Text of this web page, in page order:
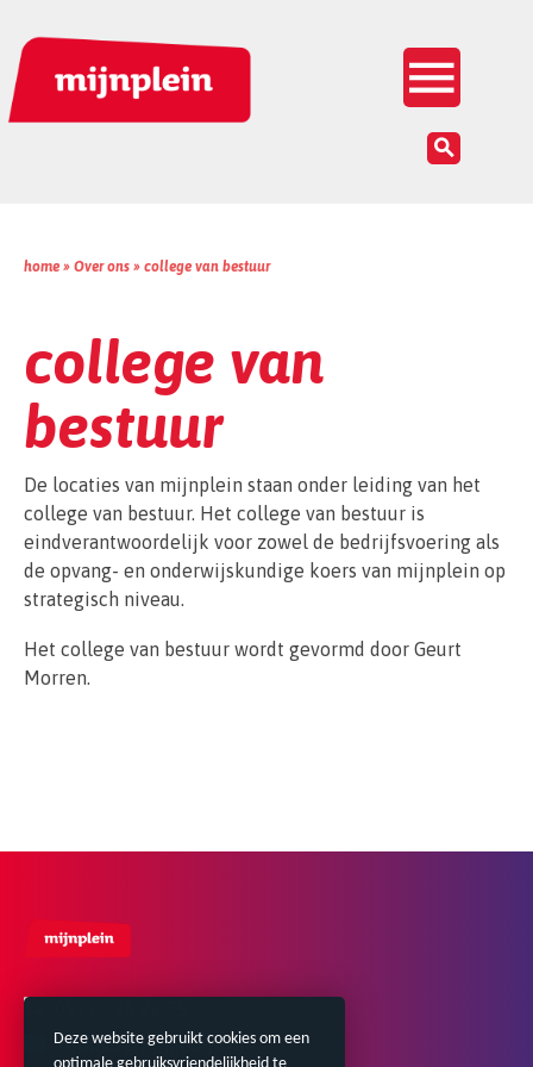
Deze website gebruikt cookies om een


home » Over ons » college van bestuur
college van
bestuur
De locaties van mijnplein staan onder leiding van het
college van bestuur. Het college van bestuur is
eindverantwoordelijk voor zowel de bedrijfsvoering als
de opvang- en onderwijskundige koers van mijnplein op
strategisch niveau.
Het college van bestuur wordt gevormd door Geurt
Morren.
contact@mijnplein.nl